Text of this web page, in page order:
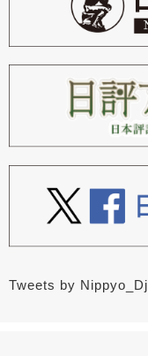
Tweets by Nippyo_Dj